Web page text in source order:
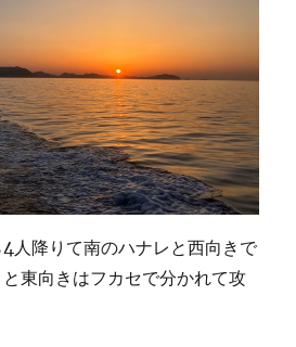
人降りて南のハナレと西向きで
東向きはフカセで分かれて攻